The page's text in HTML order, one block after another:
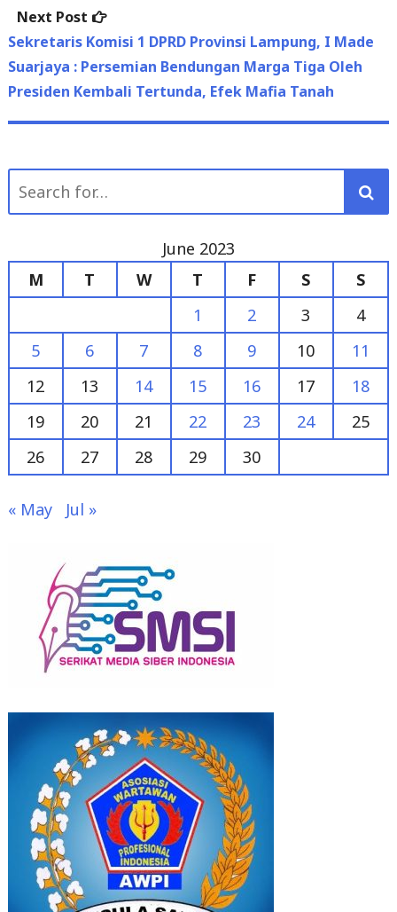
Suarjaya : Persemian Bendungan Marga Tiga Oleh
Presiden Kembali Tertunda, Efek Mafia Tanah
Search
1
2 3
4
5
6 7 8 9 10
11
12
13 14 15 16 17
18
19
20 21 22 23 24
25
26
27 28 29 30
« May Jul »